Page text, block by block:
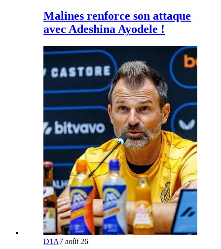
Malines renforce son attaque
avec Adeshina Ayodele !
D1A7 août 26